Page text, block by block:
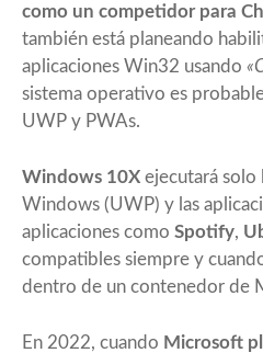
como un competidor para
también está planeando
aplicaciones Win32 usando
sistema operativo es
UWP y PWAs.
Windows 10X ejecutará solo
Windows (UWP) y las
aplicaciones como Spotify,
compatibles siempre y
dentro de un contenedor de
En 2022, cuando Microsoft